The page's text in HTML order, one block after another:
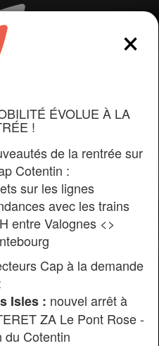
le site de
services à
Cap
pour faire activer vos
à Mobilité Réduite),
au 0806 079 530
×
ÉVOLUE À LA
!
de la rentrée sur
Cotentin :
sur les lignes
avec les trains
entre Valognes <>
Cap à la demande
Isles : nouvel arrêt à
ZA Le Pont Rose -
du Cotentin